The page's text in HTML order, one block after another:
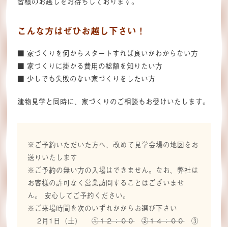
こんな方はぜひお越し下さい！
■ 家づくりを何からスタートすれば良いかわからない方
■ 家づくりに掛かる費用の総額を知りたい方
■ 少しでも失敗のない家づくりをしたい方
建物見学と同時に、家づくりのご相談もお受けいたします。
※ご予約いただいた方へ、改めて見学会場の地図をお
送りいたします
※ご予約の無い方の入場はできません。なお、弊社は
お客様の許可なく営業訪問することはございませ
ん。 安心してご予約ください。
※ご来場時間を次のいずれかからお選び下さい
2月1日（土）①１２：００ ②１４：００③